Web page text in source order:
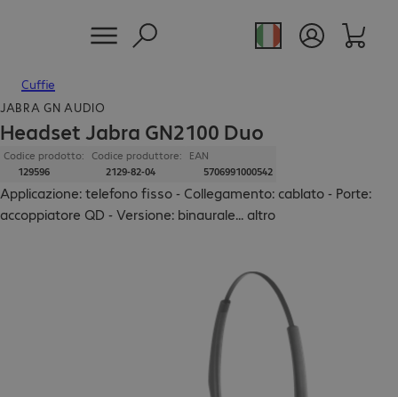
Cuffie
JABRA GN AUDIO
Headset Jabra GN2100 Duo
Codice prodotto:
129596
Codice produttore:
2129-82-04
EAN
5706991000542
Applicazione: telefono fisso - Collegamento: cablato - Porte:
accoppiatore QD - Versione: binaurale... altro